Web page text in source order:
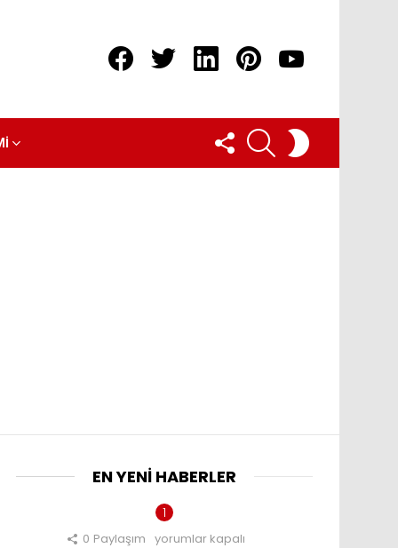
FOLLOW
US
ARAMA
EN YENI HABERLER
0 Paylaşım
Explore
yorumlar kapalı